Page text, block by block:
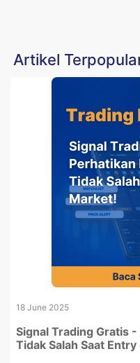
Artikel
18 June 2025
Signal Trading Gratis
Tidak Salah Saat